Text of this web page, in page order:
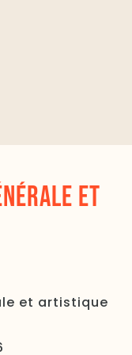
ET
et artistique